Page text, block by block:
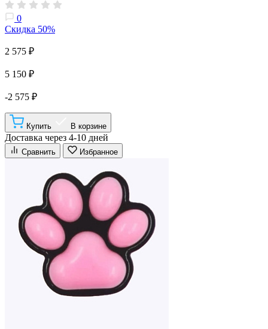
0
Скидка 50%
2 575 ₽
5 150 ₽
-2 575 ₽
Купить В корзине
Доставка через 4-10 дней
Сравнить Избранное